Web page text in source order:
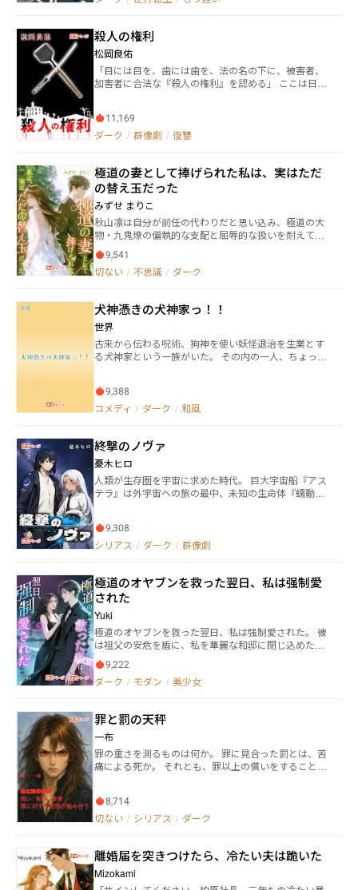
ご注意ください。ただし十八禁描写は含まれないよう
配慮しています ※この物語はフィクションであり、実
在の人物・団体とは一切関係ありません ※また本作に
はいかなる差別、偏見、暴力、または不適切な行為を
助長する意図は一切ありません ※また本作は法律・法
た。
殺人の権利
松岡良佑
「目には目を、歯には歯を、法の名の下に、被害者、
加害者に合法な『殺人の権利』を認める」 ここは日本
ても良い。 『ハンムラビ法典方』即ち『仇討ち法』に
よって凄惨な復讐劇が幕を開ける――！ 数多の被害者
程度で復讐とは片腹痛いわ！」 ネオページの規則限界
に挑んだ作品になります。 完結作品なので、一気読み
にどうぞ！ 評価感想、お待ちしてます！ ※：登場人物
の名前は存在しない苗字や名前、名前に使うにはあり
えない漢字を使用しています。フィクションではあり
ますが同姓同名を防ぐ処置です。
11,169
ダーク / 群像劇 / 復讐
極道の妻として捧げられた私は、実はただ
の替え玉だった
みずせ まりこ
秋山凛は自分が前任の代わりだと思い込み、極道の大
物・九鬼燎の偏執的な支配と屈辱的な扱いを耐えてい
た。しかし、彼女は次第にそれが愛から来たものでは
なく、二十年続く残酷な復讐であることに気づく！目
を覚ました彼女は、もはや替え玉ではなく、家の先祖
開始。かつての鳥かごの中の雀が、どのようにして風
雲を巻き起こし、大物を屈服させ、華麗に帰還するの
か！
9,541
切ない / 不思議 / ダーク
犬神憑きの犬神家っ！！
世界
古来から伝わる呪術、狗神を使い妖怪退治を生業とす
る犬神家という一族がいた。 その内の一人、ちょっと
ことから試練の場で、高祖父を知るという猫又の『猫
田 吉光(ねこた よしみつ)』と出会い、狛は自分の
した狛は、幽霊退治や妖怪退治、はたまた神様からの
おねがいを聞いたりと大忙し。 果たして、彼女は立派
に独り立ちできるのか？ 時に笑いあり、涙ありの和風
ファンタジー冒険活劇、始まります！ ※この作品は、
カクヨム並びに小説家になろうでも公開しています。
9,388
コメディ / ダーク / 和風
終撃のノヴァ
憂木ヒロ
人類が生存圏を宇宙に求めた時代。 巨大宇宙船『アス
テラ』は外宇宙への旅の最中、未知の生命体『蠕動
ステラ正規軍エースパイロットの星野航は、小惑星探
査任務にて、突如として出現した超大型級の『蠕動
クサンドラはアステロイドベルト観光ツアーの最中、
蠕動者の襲撃を受けてシャトルの外に投げ出される。
そんな絶体絶命の状況から彼女を救ったのは、星野航
が艦長を務める護衛艦、『星野号』であった。 軍もパ
イロットも辞め、民間護衛艦の艦長となった航。 「命
を救われた恩返しがしたい」と、彼とクルーとしての
契約を結ぶベラ。 二人は『星野号』クルーたちととも
に、アステラ帰還までの過酷な戦いに挑んでいく。
9,308
シリアス / ダーク / 群像劇
極道のオヤブンを救った翌日、私は强制愛
された
Yuki
極道のオヤブンを救った翌日、私は强制愛された。 彼
は祖父の安危を盾に、私を華麗な和邸に閉じ込めた。
骨の髄まで憎んでいたのに、日夜共に過ごす監禁生活
で、彼の冷酷な仮面の下にある傷痕と孤独を垣間見
る。 過去の因縁と警察の追跡が同時に押し寄せた時、
か？
9,222
ダーク / モダン / 美少女
罪と罰の天秤
一布
罪の重さを測るものは何か。 罪に見合った罰とは、苦
痛による死か。 それとも、罪以上の償いをすること
殊部隊SCPTに所属し、武装犯罪等の鎮圧に従事して
いる。 クロマチン能力者である佐川亜紀斗は、少年の
課の警察官により更生した。 クロマチン能力の素養が
あった彼は特殊部隊に所属しながらも、罪を犯した人
達を更生させ、償いながら生きていけるように尽力し
8,714
切ない / シリアス / ダーク
離婚届を突きつけたら、冷たい夫は跪いた
Mizokami